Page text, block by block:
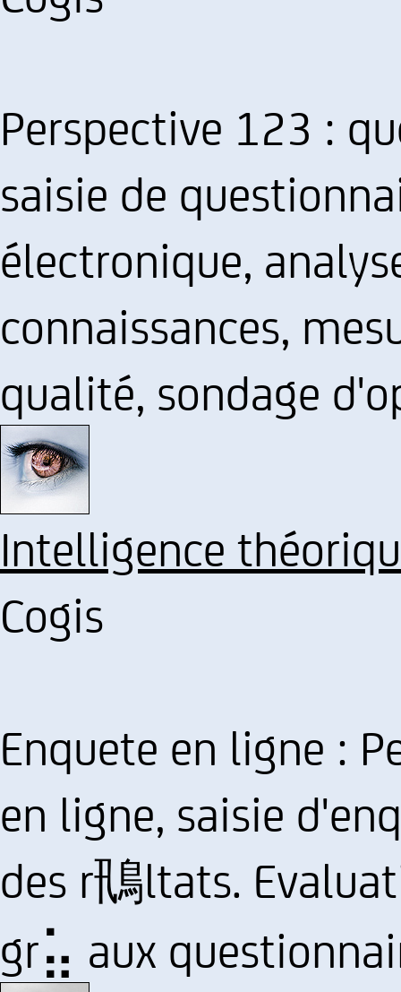
Perspective 123 :
saisie de
électronique,
connaissances,
qualité, sondage
Intelligence
Cogis
Enquete en ligne :
en ligne, saisie
des r鳵ltats.
gr⣥ aux